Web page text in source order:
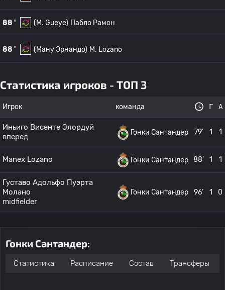
88 ' (M. Gueye) Пабло Рамон
88 ' (Ману Эрнандо) M. Lozano
Статистика игроков - ТОП 3
Игрок команда Г А
Иньиго Висенте Элордуй
вперед
Гонки Сантандер 79’ 1 1
Manex Lozano Гонки Сантандер 88’ 1 1
Густаво Адольфо Пуэрта
Молано
midfielder
Гонки Сантандер 96’ 1 0
Гонки Сантандер:
Статистика Расписание Состав Трансферы